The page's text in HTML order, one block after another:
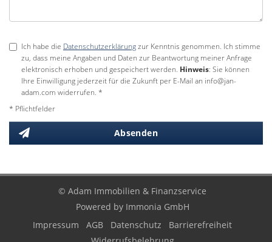
Ich habe die Datenschutzerklärungzur Kenntnis genommen. Ich stimme
zu, dass meine Angaben und Daten zur Beantwortung meiner Anfrage
elektronisch erhoben und gespeichert werden. Hinweis: Sie können
Ihre Einwilligung jederzeit für die Zukunft per E-Mail an info@jan-
adam.com widerrufen. *
* Pflichtfelder
Absenden
© Adam Immobilien & Finanzservice
Powered by Immonia GmbH
Impressum
AGB Datenschutz
Barrierefreiheit